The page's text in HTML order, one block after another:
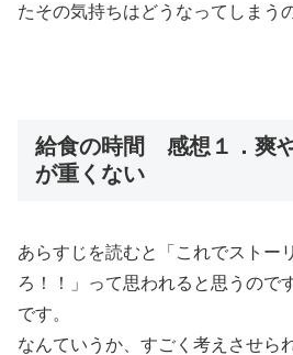
たその気持ちはどうなってしまう
給食の時間 感想１．爽
が重くない
あらすじを読むと「これでストー
ろ！！」って思われると思うので
です。
なんていうか、 すごく考えさせら